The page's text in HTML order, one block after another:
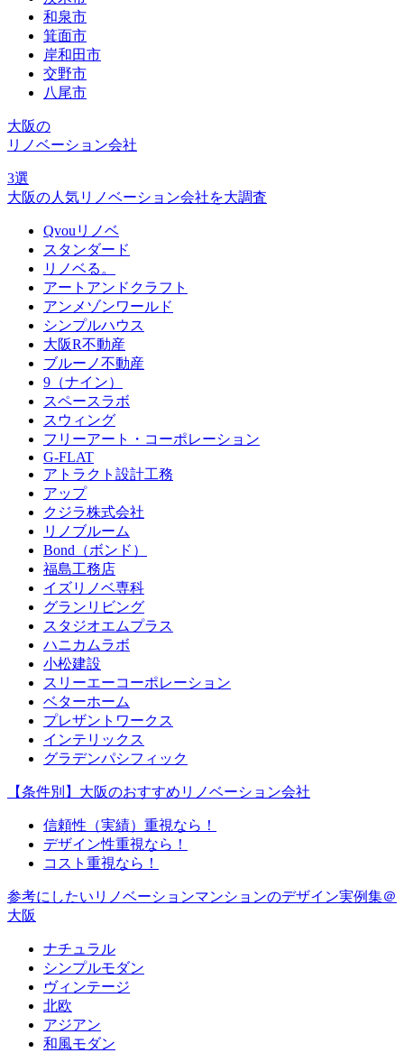
和泉市
箕面市
岸和田市
交野市
八尾市
大阪の
リノベーション会社
3選
大阪の人気リノベーション会社を大調査
Qvouリノベ
スタンダード
リノベる。
アートアンドクラフト
アンメゾンワールド
シンプルハウス
大阪R不動産
ブルーノ不動産
9（ナイン）
スペースラボ
スウィング
フリーアート・コーポレーション
G-FLAT
アトラクト設計工務
アップ
クジラ株式会社
リノブルーム
Bond（ボンド）
福島工務店
イズリノベ専科
グランリビング
スタジオエムプラス
ハニカムラボ
小松建設
スリーエーコーポレーション
ベターホーム
プレザントワークス
インテリックス
グラデンパシフィック
【条件別】大阪のおすすめリノベーション会社
信頼性（実績）重視なら！
デザイン性重視なら！
コスト重視なら！
参考にしたいリノベーションマンションのデザイン実例集＠
大阪
ナチュラル
シンプルモダン
ヴィンテージ
北欧
アジアン
和風モダン